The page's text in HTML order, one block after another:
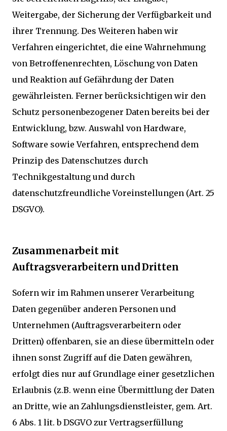
Weitergabe, der Sicherung der Verfügbarkeit und
ihrer Trennung. Des Weiteren haben wir
Verfahren eingerichtet, die eine Wahrnehmung
von Betroffenenrechten, Löschung von Daten
und Reaktion auf Gefährdung der Daten
gewährleisten. Ferner berücksichtigen wir den
Schutz personenbezogener Daten bereits bei der
Entwicklung, bzw. Auswahl von Hardware,
Software sowie Verfahren, entsprechend dem
Prinzip des Datenschutzes durch
Technikgestaltung und durch
datenschutzfreundliche Voreinstellungen (Art. 25
DSGVO).
Zusammenarbeit mit
Auftragsverarbeitern und Dritten
Sofern wir im Rahmen unserer Verarbeitung
Daten gegenüber anderen Personen und
Unternehmen (Auftragsverarbeitern oder
Dritten) offenbaren, sie an diese übermitteln oder
ihnen sonst Zugriff auf die Daten gewähren,
erfolgt dies nur auf Grundlage einer gesetzlichen
Erlaubnis (z.B. wenn eine Übermittlung der Daten
an Dritte, wie an Zahlungsdienstleister, gem. Art.
6 Abs. 1 lit. b DSGVO zur Vertragserfüllung